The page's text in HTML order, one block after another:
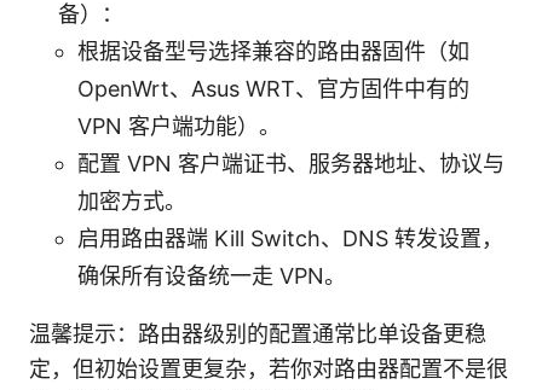
备）：
根据设备型号选择兼容的路由器固件（如
OpenWrt、Asus WRT、官方固件中有的
VPN 客户端功能）。
配置 VPN 客户端证书、服务器地址、协议与
加密方式。
启用路由器端 Kill Switch、DNS 转发设置，
确保所有设备统一走 VPN。
温馨提示：路由器级别的配置通常比单设备更稳
定，但初始设置更复杂，若你对路由器配置不是很